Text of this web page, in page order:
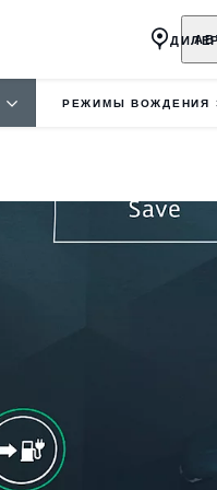
РЕЖИМЫ ВОЖДЕНИЯ